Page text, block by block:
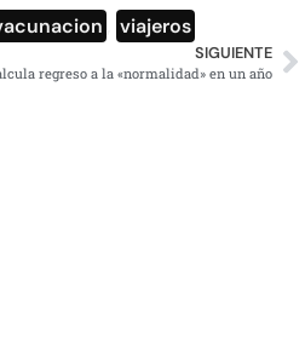
viajeros
SIGUIENTE
regreso a la «normalidad» en un año